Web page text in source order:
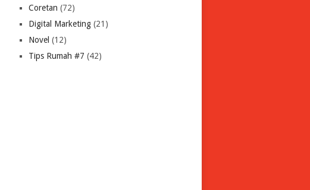
Coretan (72)
Digital Marketing (21)
Novel (12)
Tips Rumah #7 (42)